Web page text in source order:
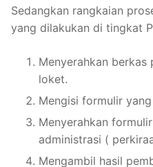
Sedangkan rangkaian
yang dilakukan di tingkat
Menyerahkan berkas
loket.
Mengisi formulir
Menyerahkan
administrasi (
Mengambil hasil